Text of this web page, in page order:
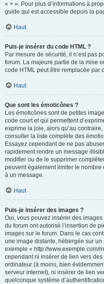
« > ». Pour plus d’informations à
guide qui est accessible depuis la
Haut
Puis-je insérer du code HTML ?
Par mesure de sécurité, il n’est pas
forum. La majeure partie de la mise
code HTML peut être remplacée par
Haut
Que sont les émoticônes ?
Les émoticônes sont de petites
code court et qui permettent
exprime la joie, alors qu’au
consulter la liste complète des
Essayez cependant de ne pas
rapidement rendre un message
modifier ou de le supprimer
peuvent également limiter le nombre
à un message.
Haut
Puis-je insérer des images ?
Oui, vous pouvez insérer des
du forum ont autorisé l’insertion de
images sur le forum. Dans le cas
une image distante, hébergée sur
exemple « http://www.exemple.com/
cependant ni insérer de lien vers
ordinateur (à moins, bien
serveur internet), ni insérer de lien
quelconque système